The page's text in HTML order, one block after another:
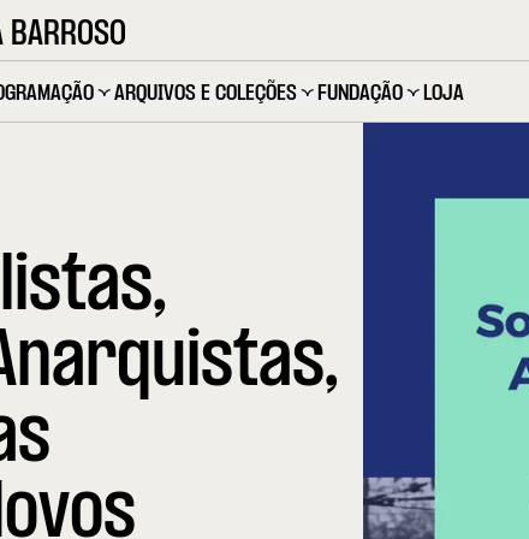
ARQUIVOS E COLEÇÕES FUNDAÇÃO LOJA